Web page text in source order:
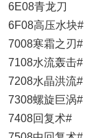
6E08青龙刀
6F08高压水块#
7008寒霜之刃#
7108水流轰击#
7208水晶洪流#
7308螺旋巨涡#
7408回复术#